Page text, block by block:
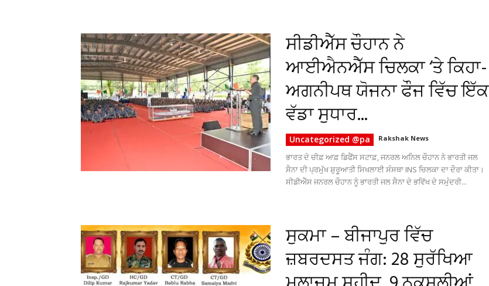
ਸੀਡੀਐੱਸ ਚੌਹਾਨ ਨੇ
ਆਈਐਨਐੱਸ ਚਿਲਕਾ ‘ਤੇ ਕਿਹਾ-
ਅਗਨੀਪਥ ਯੋਜਨਾ ਫੌਜ ਵਿੱਚ ਇੱਕ
ਵੱਡਾ ਸੁਧਾਰ...
Uncategorized @pa Rakshak News
ਭਾਰਤ ਦੇ ਚੀਫ਼ ਆਫ਼ ਡਿਫੈਂਸ ਸਟਾਫ਼, ਜਨਰਲ ਅਨਿਲ ਚੌਹਾਨ ਨੇ ਭਾਰਤੀ ਜਲ
ਸੈਨਾ ਦੀ ਪ੍ਰਮੁੱਖ ਸ਼ੁਰੂਆਤੀ ਸਿਖਲਾਈ ਸੰਸਥਾ INS ਚਿਲਕਾ ਦਾ ਦੌਰਾ ਕੀਤਾ।
ਸੀਡੀਐੱਸ ਜਨਰਲ ਚੌਹਾਨ ਨੂੰ ਭਾਰਤੀ ਜਲ ਸੈਨਾ ਦੇ ਭਵਿੱਖ ਦੇ ਸਮੁੰਦਰੀ...
ਸੁਕਮਾ – ਬੀਜਾਪੁਰ ਵਿੱਚ
ਜ਼ਬਰਦਸਤ ਜੰਗ: 28 ਸੁਰੱਖਿਆ